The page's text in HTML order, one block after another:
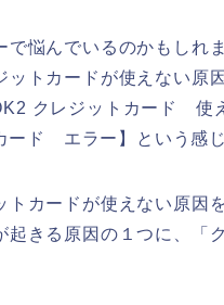
悩んでいるのかもしれ
トカードが使えない原
クレジットカード 使
ド エラー】という感じ
トカードが使えない原因
きる原因の１つに、「